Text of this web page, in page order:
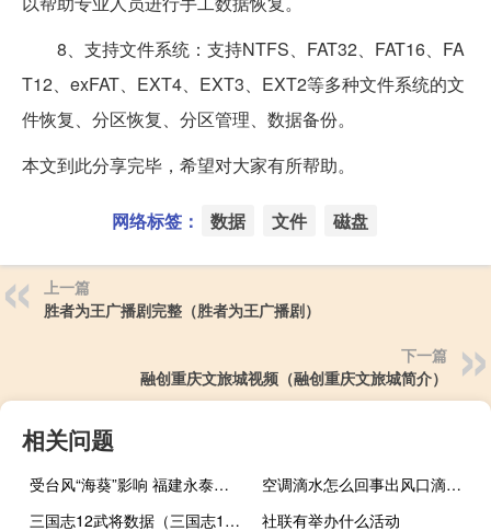
8、支持文件系统：支持NTFS、FAT32、FAT16、FA
T12、exFAT、EXT4、EXT3、EXT2等多种文件系统的文
件恢复、分区恢复、分区管理、数据备份。
本文到此分享完毕，希望对大家有所帮助。
网络标签： 数据 文件 磁盘
上一篇
胜者为王广播剧完整（胜者为王广播剧）
下一篇
融创重庆文旅城视频（融创重庆文旅城简介）
相关问题
受台风“海葵”影响 福建永泰全县客运班线、公交和出租车辆暂停营运
空调滴水怎么回事出风口滴水（空调滴水怎么回事出风口滴水怎么办）
三国志12武将数据（三国志12武将名字）
社联有举办什么活动